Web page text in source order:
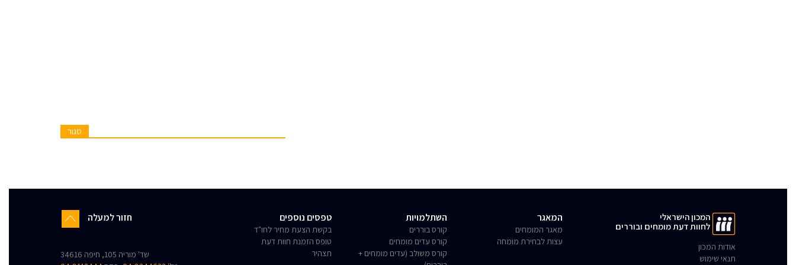
סגור
המכון הישראלי
לחוות דעת מומחים ובוררים
אודות המכון
תנאי שימוש
המאגר
מאגר המומחים
עצות לבחירת מומחה
השתלמויות
קורס בוררים
קורס עדים מומחים
קורס משולב (עדים מומחים +
טפסים נוספים
בקשת הצעת מחיר לחו"ד
טופס הזמנת חוות דעת
תצהיר
חזור למעלה
שד' מוריה 105, חיפה 34616